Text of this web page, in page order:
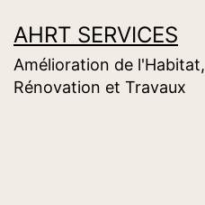
au
contenu
AHRT SERVICES
Amélioration de l'Habitat,
Rénovation et Travaux